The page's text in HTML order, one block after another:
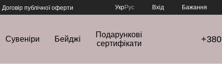
Договір публічної оферти
УкрРус Вхід Бажання
Сувеніри Бейджі
Подарункові
сертифікати